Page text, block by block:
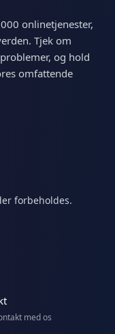
onlinetjenester,
Tjek om
og hold
omfattende
forbeholdes.
med os